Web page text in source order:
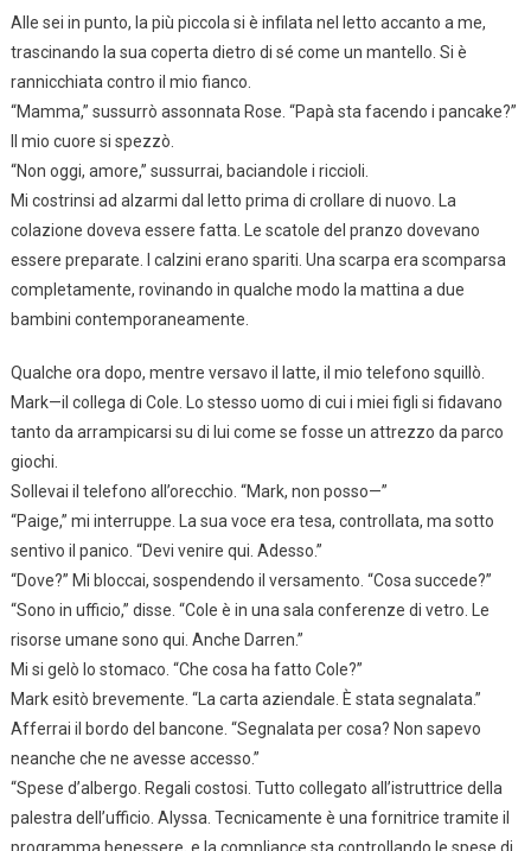
Alle sei in punto, la più piccola si è infilata nel letto accanto a me,
trascinando la sua coperta dietro di sé come un mantello. Si è
rannicchiata contro il mio fianco.
“Mamma,” sussurrò assonnata Rose. “Papà sta facendo i pancake?”
Il mio cuore si spezzò.
“Non oggi, amore,” sussurrai, baciandole i riccioli.
Mi costrinsi ad alzarmi dal letto prima di crollare di nuovo. La
colazione doveva essere fatta. Le scatole del pranzo dovevano
essere preparate. I calzini erano spariti. Una scarpa era scomparsa
completamente, rovinando in qualche modo la mattina a due
bambini contemporaneamente.
Qualche ora dopo, mentre versavo il latte, il mio telefono squillò.
Mark—il collega di Cole. Lo stesso uomo di cui i miei figli si fidavano
tanto da arrampicarsi su di lui come se fosse un attrezzo da parco
giochi.
Sollevai il telefono all’orecchio. “Mark, non posso—”
“Paige,” mi interruppe. La sua voce era tesa, controllata, ma sotto
sentivo il panico. “Devi venire qui. Adesso.”
“Dove?” Mi bloccai, sospendendo il versamento. “Cosa succede?”
“Sono in ufficio,” disse. “Cole è in una sala conferenze di vetro. Le
risorse umane sono qui. Anche Darren.”
Mi si gelò lo stomaco. “Che cosa ha fatto Cole?”
Mark esitò brevemente. “La carta aziendale. È stata segnalata.”
Afferrai il bordo del bancone. “Segnalata per cosa? Non sapevo
neanche che ne avesse accesso.”
“Spese d’albergo. Regali costosi. Tutto collegato all’istruttrice della
palestra dell’ufficio. Alyssa. Tecnicamente è una fornitrice tramite il